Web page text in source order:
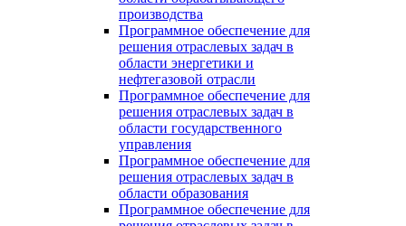
производства
Программное обеспечение для
решения отраслевых задач в
области энергетики и
нефтегазовой отрасли
Программное обеспечение для
решения отраслевых задач в
области государственного
управления
Программное обеспечение для
решения отраслевых задач в
области образования
Программное обеспечение для